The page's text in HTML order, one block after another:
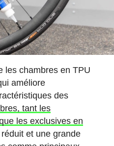
les chambres en TPU
améliore
des
tant les
les exclusives en
et une grande